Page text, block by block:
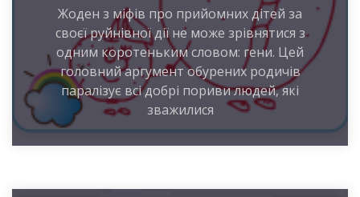
Жоден з міфів про прийомних дітей за
своєї руйнівної дії не може зрівнятися з
одним коротеньким словом: гени. Цей
головний аргумент обурених родичів
паралізує всі добрі пориви людей, які
зважилися